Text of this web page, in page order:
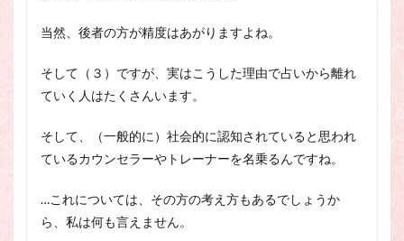
当然、後者の方が精度はあがりますよね。
そして（３）ですが、実はこうした理由で占いから離れ
ていく人はたくさんいます。
そして、（一般的に）社会的に認知されていると思われ
ているカウンセラーやトレーナーを名乗るんですね。
…これについては、その方の考え方もあるでしょうか
ら、私は何も言えません。